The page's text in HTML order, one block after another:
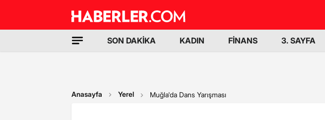
SON DAKİKA KADIN FİNANS 3. SAYFA
Anasayfa Yerel Muğla'da Dans Yarışması